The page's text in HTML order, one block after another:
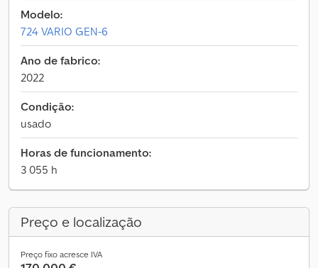
Modelo:
724 VARIO GEN-6
Ano de fabrico:
2022
Condição:
usado
Horas de funcionamento:
3 055 h
Preço e localização
Preço fixo acresce IVA